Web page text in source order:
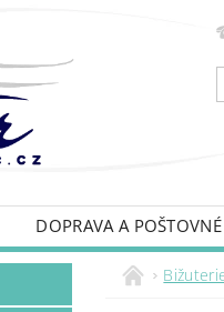
DOPRAVA A POŠTOVNÉ